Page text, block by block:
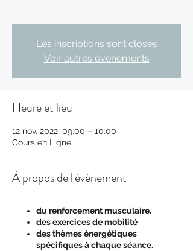
Les inscriptions sont closes
Voir autres événements
Heure et lieu
12 nov. 2022, 09:00 – 10:00
Cours en Ligne
À propos de l'événement
du renforcement musculaire.
des exercices de mobilité
des thèmes énergétiques
spécifiques à chaque séance.